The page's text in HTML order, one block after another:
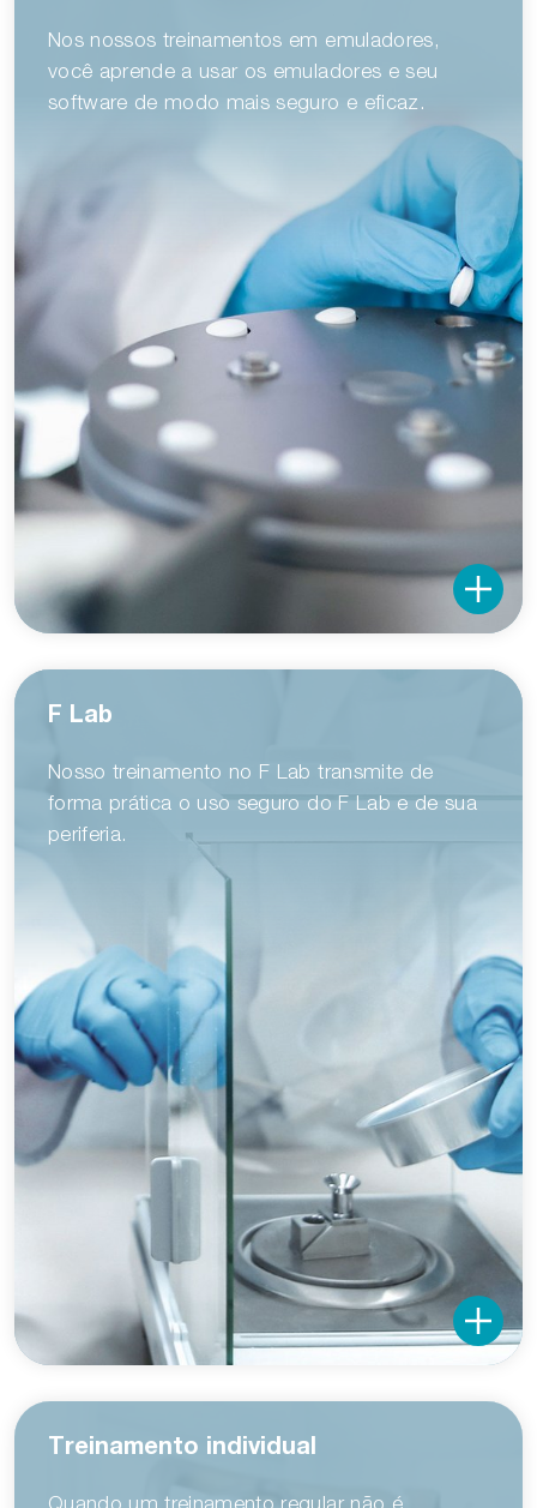
Nos nossos treinamentos em emuladores,
você aprende a usar os emuladores e seu
software de modo mais seguro e eficaz.
F Lab
Nosso treinamento no F Lab transmite de
forma prática o uso seguro do F Lab e de sua
periferia.
Treinamento individual